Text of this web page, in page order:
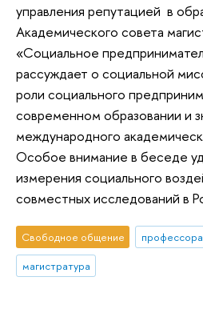
управления репутацией в
Академического совета
«Социальное
рассуждает о социальной
роли социального
современном образовании и
международного
Особое внимание в беседе
измерения социального
совместных исследований в
Свободное общение профессора
магистратура